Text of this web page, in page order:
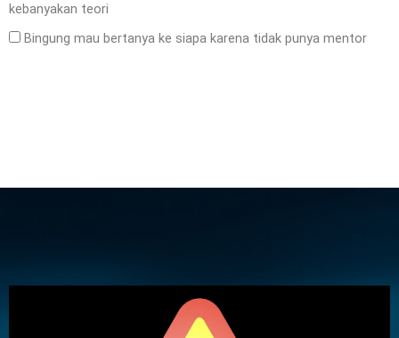
kebanyakan teori
Bingung mau bertanya ke siapa karena tidak punya mentor